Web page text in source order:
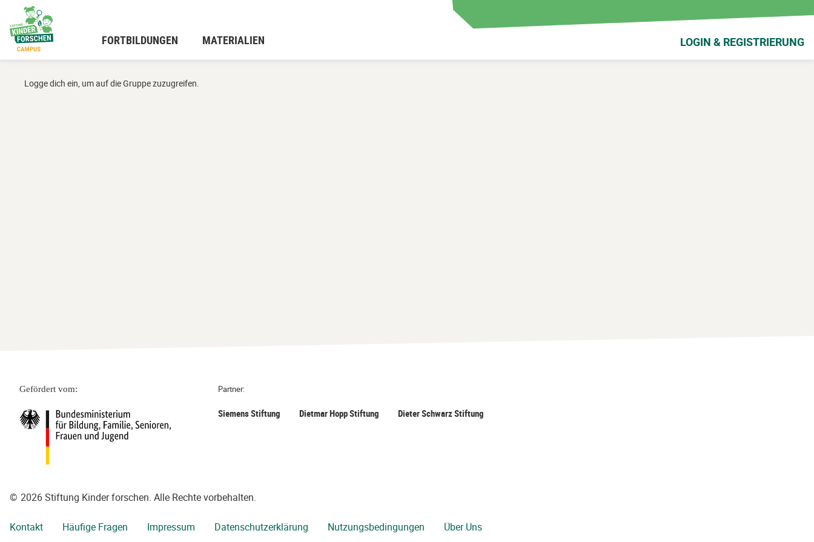
Hauptinhalt
wechseln
FORTBILDUNGEN MATERIALIEN LOGIN & REGISTRIERUNG
Logge dich ein, um auf die Gruppe zuzugreifen.
Gefördert vom: Partner:
Siemens Stiftung Dietmar Hopp Stiftung Dieter Schwarz Stiftung
© 2026 Stiftung Kinder forschen. Alle Rechte vorbehalten.
Kontakt Häufige Fragen Impressum Datenschutzerklärung Nutzungsbedingungen Über Uns